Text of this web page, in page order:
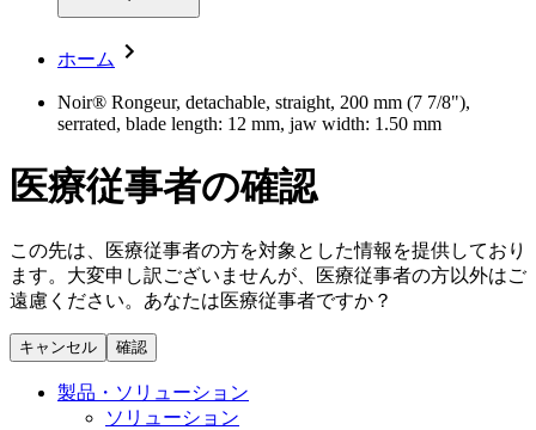
低侵襲手術 （内視鏡外科手術）
脊椎脊髄治療
手術用鋼製器具と滅菌コンテナーシステム
パワーシステム
縫合糸 / 皮膚用接着剤
血管内塞栓術
ソリューション
膝関節の構造とその疾患
私たちのカルチャー
採用情報
キャリア（B. Braunで働くということ）
私たちの責任
多様性
お問合せフォーム
ニューススペース
ニュースリリース
会社
私たちの責任
ホーム
Noir® Rongeur, detachable, straight, 200 mm (7 7/8"),
serrated, blade length: 12 mm, jaw width: 1.50 mm
医療従事者の確認
この先は、医療従事者の方を対象とした情報を提供しており
ます。大変申し訳ございませんが、医療従事者の方以外はご
遠慮ください。あなたは医療従事者ですか？
キャンセル 確認
製品・ソリューション
ソリューション